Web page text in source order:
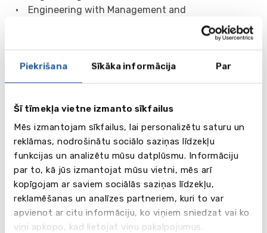
Piekrišana Sīkāka informācija Par
Šī tīmekļa vietne izmanto sīkfailus
Mēs izmantojam sīkfailus, lai personalizētu saturu un
reklāmas, nodrošinātu sociālo saziņas līdzekļu
funkcijas un analizētu mūsu datplūsmu. Informāciju
par to, kā jūs izmantojat mūsu vietni, mēs arī
kopīgojam ar saviem sociālās saziņas līdzekļu,
reklamēšanas un analīzes partneriem, kuri to var
apvienot ar citu informāciju, ko viņiem sniedzat vai ko
viņi apkopo, kad lietojat viņu pakalpojumus.
• Engineering with Management and
• Health and Social Care
• International Political Economy
• Journalism
• Law (LLB)
• Management
• Mathematics
• Mathematics and Finance
• Mathematics with Finance and Economics
• Mechanical Engineering
• Media, Communication and Sociology
• Mental Health Nursing